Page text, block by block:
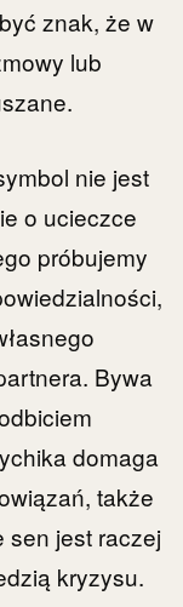
znak, że w
lub
nie jest
o ucieczce
próbujemy
Bywa
domaga
także
sen jest raczej
kryzysu.